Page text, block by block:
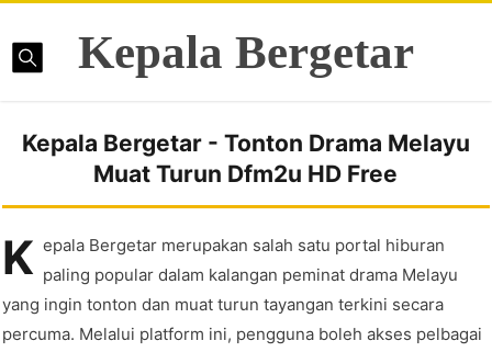
Kepala Bergetar
Kepala Bergetar - Tonton Drama Melayu
Muat Turun Dfm2u HD Free
K epala Bergetar merupakan salah satu portal hiburan
paling popular dalam kalangan peminat drama Melayu
yang ingin tonton dan muat turun tayangan terkini secara
percuma. Melalui platform ini, pengguna boleh akses pelbagai